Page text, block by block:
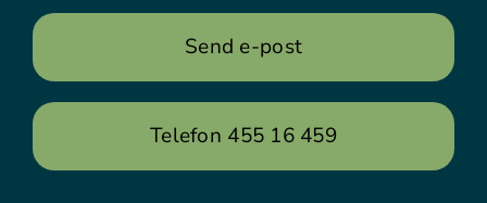
Send e-post
Telefon 455 16 459